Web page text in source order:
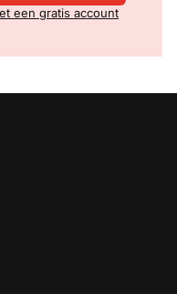
een gratis account